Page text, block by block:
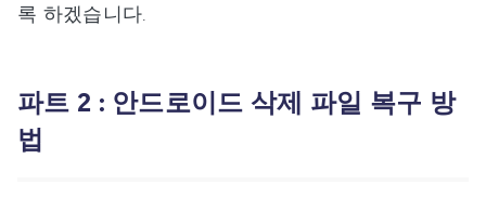
록 하겠습니다.
파트 2 : 안드로이드 삭제 파일 복구 방
법